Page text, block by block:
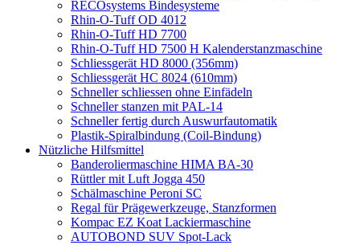
RECOsystems Bindesysteme
Rhin-O-Tuff OD 4012
Rhin-O-Tuff HD 7700
Rhin-O-Tuff HD 7500 H Kalenderstanzmaschine
Schliessgerät HD 8000 (356mm)
Schliessgerät HC 8024 (610mm)
Schneller schliessen ohne Einfädeln
Schneller stanzen mit PAL-14
Schneller fertig durch Auswurfautomatik
Plastik-Spiralbindung (Coil-Bindung)
Nützliche Hilfsmittel
Banderoliermaschine HIMA BA-30
Rüttler mit Luft Jogga 450
Schälmaschine Peroni SC
Regal für Prägewerkzeuge, Stanzformen
Kompac EZ Koat Lackiermaschine
AUTOBOND SUV Spot-Lack